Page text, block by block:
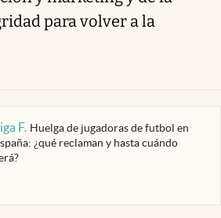
para volver a la
F. Huelga de jugadoras de futbol en
¿qué reclaman y hasta cuándo